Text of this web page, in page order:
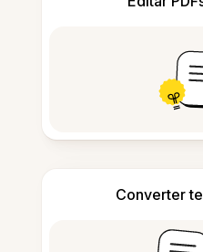
Converter